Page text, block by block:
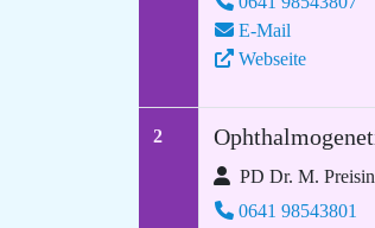
E-Mail
Webseite
2
PD Dr. M.
0641 98543801